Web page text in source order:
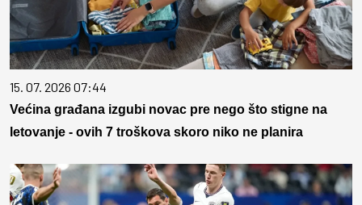
15. 07. 2026 07:44
Većina građana izgubi novac pre nego što stigne na
letovanje - ovih 7 troškova skoro niko ne planira